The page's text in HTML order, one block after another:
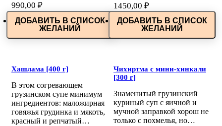
990,00 ₽ 1450,00 ₽
ДОБАВИТЬ В СПИСОК
ЖЕЛАНИЙ
Хашлама [400 г]
В этом согревающем
грузинском супе минимум
ингредиентов: маложирная
говяжья грудинка и мякоть,
красный и репчатый…
ДОБАВИТЬ В СПИСОК
ЖЕЛАНИЙ
Чихиртма с мини-хинкали
[300 г]
Знаменитый грузинский
куриный суп с яичной и
мучной заправкой хорош не
только с похмелья, но…